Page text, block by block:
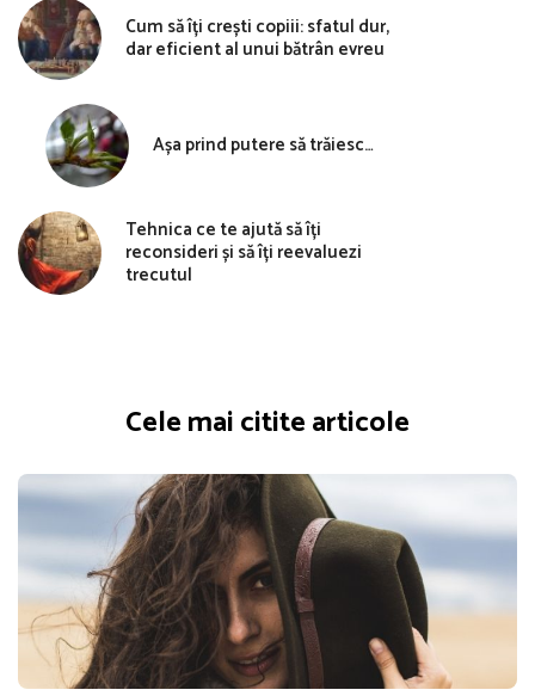
Cum să îți crești copiii: sfatul dur,
dar eficient al unui bătrân evreu
Așa prind putere să trăiesc…
Tehnica ce te ajută să îți
reconsideri și să îți reevaluezi
trecutul
Cele mai citite articole